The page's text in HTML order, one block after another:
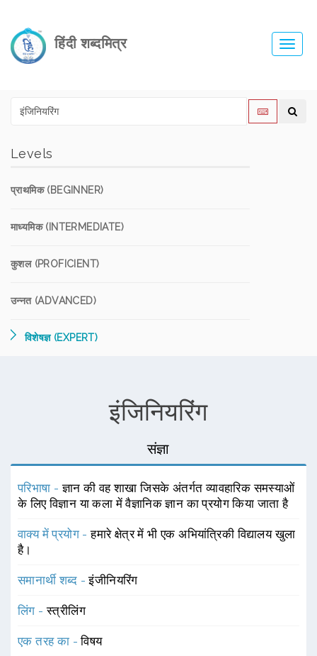
हिंदी शब्दमित्र
Levels
प्राथमिक (BEGINNER)
माध्यमिक (INTERMEDIATE)
कुशल (PROFICIENT)
उन्नत (ADVANCED)
विशेषज्ञ (EXPERT)
इंजिनियरिंग
संज्ञा
परिभाषा -ज्ञान की वह शाखा जिसके अंतर्गत व्यावहारिक समस्याओं
के लिए विज्ञान या कला में वैज्ञानिक ज्ञान का प्रयोग किया जाता है
वाक्य में प्रयोग -हमारे क्षेत्र में भी एक अभियांत्रिकी विद्यालय खुला
है।
समानार्थी शब्द -इंजीनियरिंग
लिंग -स्त्रीलिंग
एक तरह का -विषय